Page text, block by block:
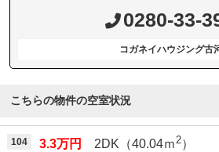
0280-33-
コガネイハウジング古
こちらの物件の空室状況
104 3.3万円 2DK（40.04ｍ2）